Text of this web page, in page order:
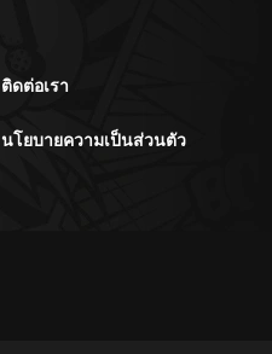
ติดต่อเรา
นโยบายความเป็นส่วนตัว